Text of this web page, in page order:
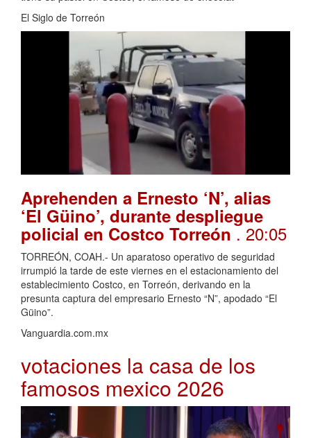
El Siglo de Torreón
Aprehenden a Ernesto ‘N’, alias
‘El Güino’, durante despliegue
policial en Costco Torreón. 20:05
TORREÓN, COAH.- Un aparatoso operativo de seguridad
irrumpió la tarde de este viernes en el estacionamiento del
establecimiento Costco, en Torreón, derivando en la
presunta captura del empresario Ernesto “N”, apodado “El
Güino”.
Vanguardia.com.mx
votaciones la casa de los
famosos mexico 2026